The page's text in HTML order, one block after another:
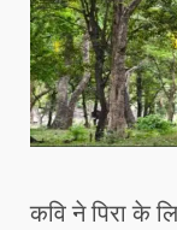
कवि ने पिरा के